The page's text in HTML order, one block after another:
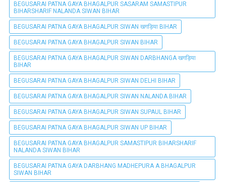
BEGUSARAI PATNA GAYA BHAGALPUR SASARAM SAMASTIPUR
BIHARSHARIF NALANDA SIWAN BIHAR
BEGUSARAI PATNA GAYA BHAGALPUR SIWAN खगड़िया BIHAR
BEGUSARAI PATNA GAYA BHAGALPUR SIWAN BIHAR
BEGUSARAI PATNA GAYA BHAGALPUR SIWAN DARBHANGA खगड़िया
BIHAR
BEGUSARAI PATNA GAYA BHAGALPUR SIWAN DELHI BIHAR
BEGUSARAI PATNA GAYA BHAGALPUR SIWAN NALANDA BIHAR
BEGUSARAI PATNA GAYA BHAGALPUR SIWAN SUPAUL BIHAR
BEGUSARAI PATNA GAYA BHAGALPUR SIWAN UP BIHAR
BEGUSARAI PATNA GAYA BHAGALPUR SAMASTIPUR BIHARSHARIF
NALANDA SIWAN BIHAR
BEGUSARAI PATNA GAYA DARBHANG MADHEPURA A BHAGALPUR
SIWAN BIHAR